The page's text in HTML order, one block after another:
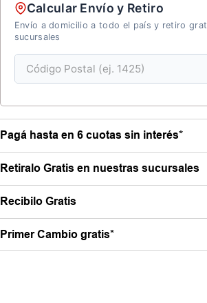
Calcular Envío y Retiro
Envío a domicilio a todo el país y retiro
sucursales
Pagá hasta en 6 cuotas sin interés*
Retiralo Gratis en nuestras sucursales
Recibilo Gratis
Primer Cambio gratis*